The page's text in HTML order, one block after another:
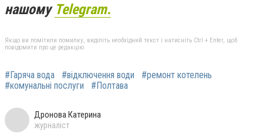
нашому Telegram.
Якщо ви помітили помилку, виділіть необхідний текст і натисніть Ctrl + Enter, щоб
повідомити про це редакцію
#Гаряча вода #відключення води
#ремонт котелень
#комунальні послуги
#Полтава
Дронова Катерина
журналіст